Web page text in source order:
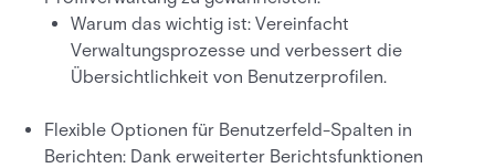
Warum das wichtig ist: Vereinfacht
Verwaltungsprozesse und verbessert die
Übersichtlichkeit von Benutzerprofilen.
Flexible Optionen für Benutzerfeld-Spalten in
Berichten: Dank erweiterter Berichtsfunktionen